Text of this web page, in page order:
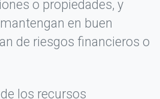
o propiedades, y
en buen
de riesgos financieros o
los recursos